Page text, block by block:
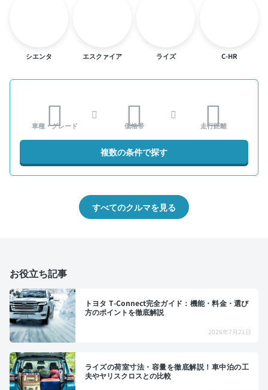
シエンタ エスクァイア ライズ C-HR
車種・グレード 価格帯 走行距離
複数の条件で探す
すべてのクルマを見る
お役立ち記事
トヨタ T-Connect完全ガイド：機能・料金・選び
方のポイントを徹底解説
2026年7月21日
ライズの荷室寸法・容量を徹底解説！車中泊の工
夫やヤリスクロスとの比較